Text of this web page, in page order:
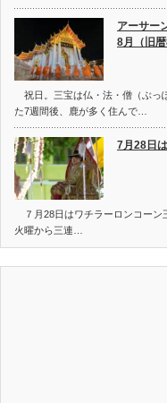
アーサー
8月（旧暦
祝日。三宝は仏・法・僧（ぶっ
た7週間後、鹿が多く住んで…
7月28日
７月28日はワチラーロンコーン
火曜から三連…